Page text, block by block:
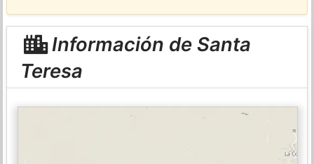
Información de Santa
Teresa